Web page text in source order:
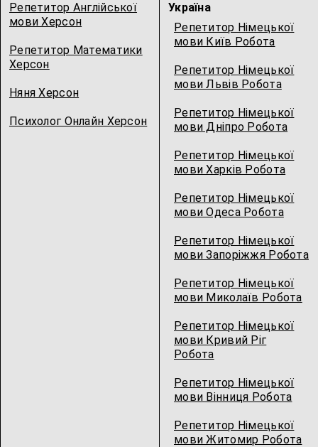
Репетитор Англійської
мови Херсон
Репетитор Математики
Херсон
Няня Херсон
Психолог Онлайн Херсон
Україна
Репетитор Німецької
мови Київ Робота
Репетитор Німецької
мови Львів Робота
Репетитор Німецької
мови Дніпро Робота
Репетитор Німецької
мови Харків Робота
Репетитор Німецької
мови Одеса Робота
Репетитор Німецької
мови Запоріжжя Робота
Репетитор Німецької
мови Миколаїв Робота
Репетитор Німецької
мови Кривий Ріг
Робота
Репетитор Німецької
мови Вінниця Робота
Репетитор Німецької
мови Житомир Робота